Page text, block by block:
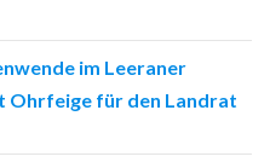
im Leeraner
Ohrfeige für den Landrat